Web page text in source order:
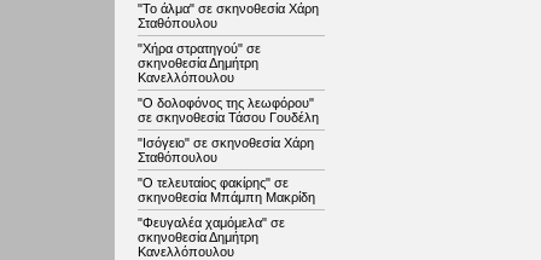
"Το άλμα" σε σκηνοθεσία Χάρη
Σταθόπουλου
"Χήρα στρατηγού" σε
σκηνοθεσία Δημήτρη
Κανελλόπουλου
"Ο δολοφόνος της λεωφόρου"
σε σκηνοθεσία Τάσου Γουδέλη
"Ισόγειο" σε σκηνοθεσία Χάρη
Σταθόπουλου
"Ο τελευταίος φακίρης" σε
σκηνοθεσία Μπάμπη Μακρίδη
"Φευγαλέα χαμόμελα" σε
σκηνοθεσία Δημήτρη
Κανελλόπουλου